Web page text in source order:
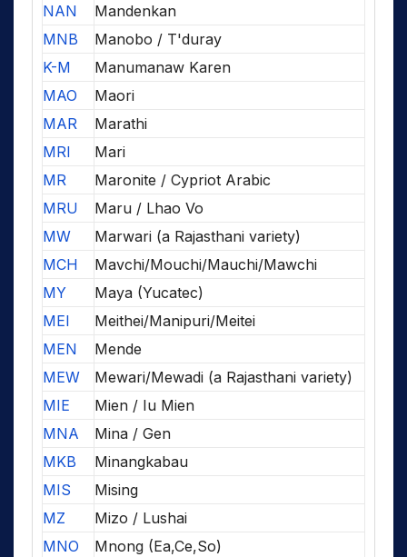
NAN
Mandenkan
MNB
Manobo / T'duray
K-M
Manumanaw Karen
MAO
Maori
MAR
Marathi
MRI
Mari
MR
Maronite / Cypriot Arabic
MRU
Maru / Lhao Vo
MW
Marwari (a Rajasthani variety)
MCH
Mavchi/Mouchi/Mauchi/Mawchi
MY
Maya (Yucatec)
MEI
Meithei/Manipuri/Meitei
MEN
Mende
MEW
Mewari/Mewadi (a Rajasthani variety)
MIE
Mien / Iu Mien
MNA
Mina / Gen
MKB
Minangkabau
MIS
Mising
MZ
Mizo / Lushai
MNO
Mnong (Ea,Ce,So)